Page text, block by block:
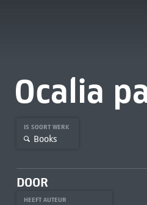
Ocalia
IS SOORT WERK
Books
DOOR
HEEFT AUTEUR